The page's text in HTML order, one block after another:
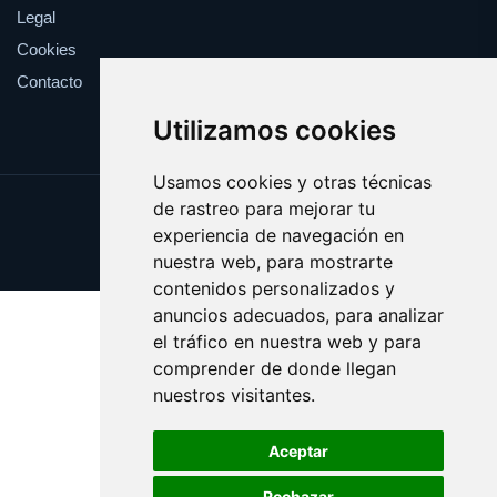
Utilizamos cookies
Usamos cookies y otras técnicas
de rastreo para mejorar tu
experiencia de navegación en
nuestra web, para mostrarte
contenidos personalizados y
anuncios adecuados, para analizar
el tráfico en nuestra web y para
comprender de donde llegan
nuestros visitantes.
Aceptar
Legal
Cookies
Contacto
Update cookies preferences
Copyright © 2025 blogchicas.es